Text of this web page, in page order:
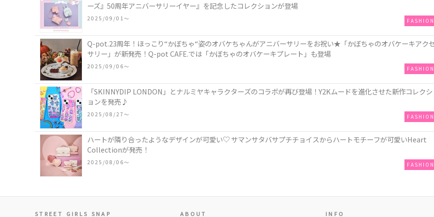
ーズ』50周年アニバーサリーイヤー』を記念したコレクションが登場
2025/09/01〜 FASHION
Q-pot.23周年！ほっこり“かぼちゃ“姿のオバケちゃんがアニバーサリーをお祝い★「かぼちゃのオバケーキアクセ
サリー」が新発売！Q-pot CAFE.では「かぼちゃのオバケーキプレート」も登場
2025/09/06〜 FASHION
「SKINNYDIP LONDON」とナルミヤキャラクターズのコラボが再び登場！Y2Kムードを進化させた新作コレクシ
ョンを発売♪
2025/08/27〜 FASHION
ハートが隣り合ったようなデザインが可愛い♡ サマンサタバサプチチョイスからハートモチーフが可愛いHeart
Collectionが発売！
2025/08/06〜 FASHION
STREET GIRLS SNAP ABOUT INFO